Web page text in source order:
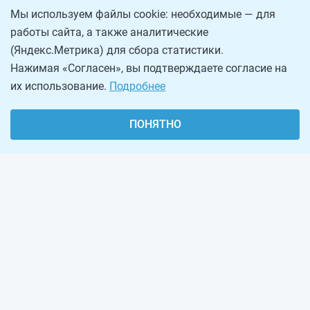
Мы используем файлы cookie: необходимые — для
работы сайта, а также аналитические
(Яндекс.Метрика) для сбора статистики.
Нажимая «Согласен», вы подтверждаете согласие на
их использование. Подробнее
ПОНЯТНО